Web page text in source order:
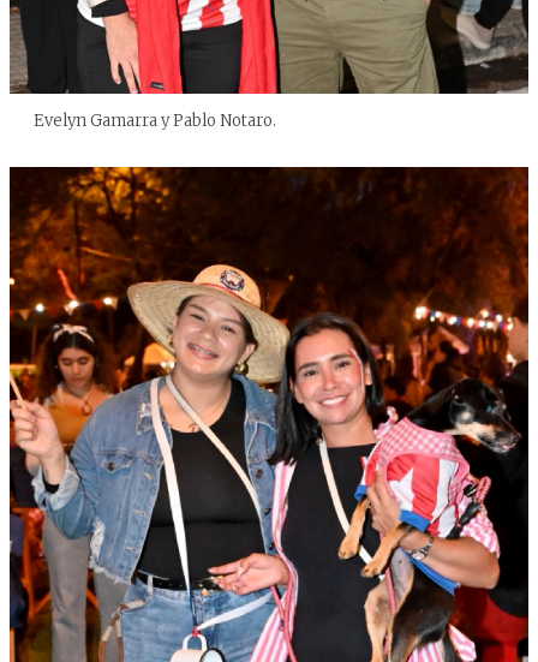
Evelyn Gamarra y Pablo Notaro.